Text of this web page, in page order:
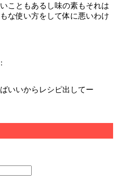
こともあるし味の素もそれは
な使い方をして体に悪いわけ
いいからレシピ出してー